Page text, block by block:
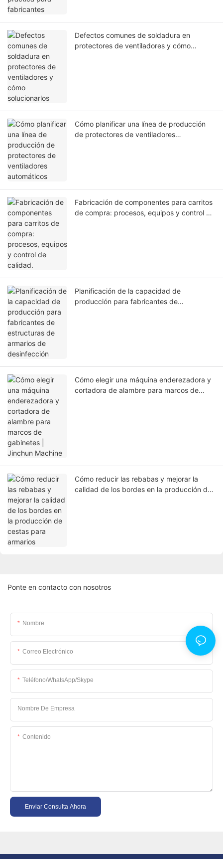
Defectos comunes de soldadura en
protectores de ventiladores y cómo
Cómo planificar una línea de producción
de protectores de ventiladores
Fabricación de componentes para carritos
de compra: procesos, equipos y control de
Planificación de la capacidad de
producción para fabricantes de
Cómo elegir una máquina enderezadora y
cortadora de alambre para marcos de
Cómo reducir las rebabas y mejorar la
calidad de los bordes en la producción de
Ponte en contacto con nosotros
Nombre
Correo Electrónico
Teléfono/WhatsApp/Skype
Nombre De Empresa
Contenido
Enviar Consulta Ahora